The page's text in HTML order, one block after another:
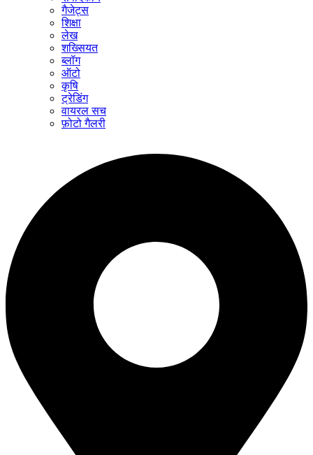
गैजेट्स
शिक्षा
लेख
शख्सियत
ब्लॉग
ऑटो
कृषि
ट्रेडिंग
वायरल सच
फ़ोटो गैलरी